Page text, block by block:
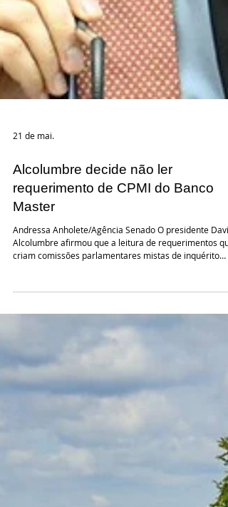
21 de mai.
Alcolumbre decide não ler
requerimento de CPMI do Banco
Nacional, amparada pelo Regimento Interno do Senado.
A declaração ocorreu em sessão conjunta nesta quinta-
feira (21), após parlamentares governistas e da
cobrarem a leitura de requerimento para a criação da
CPMI do Banco Master. Davi ainda apontou que a